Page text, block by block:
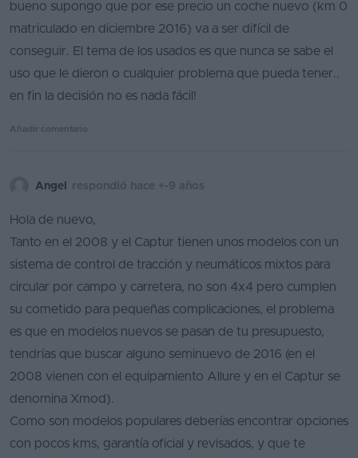
bueno supongo que por ese precio un coche nuevo (km 0
matriculado en diciembre 2016) va a ser difícil de
conseguir. El tema de los usados es que nunca se sabe el
uso que le dieron o cualquier problema que pueda tener..
en fin la decisión no es nada fácil!
Añadir comentario
Angel respondió hace +-9 años
Hola de nuevo,
Tanto en el 2008 y el Captur tienen unos modelos con un
sistema de control de tracción y neumáticos mixtos para
circular por campo y carretera, no son 4x4 pero cumplen
su cometido para pequeñas complicaciones, el problema
es que en modelos nuevos se pasan de tu presupuesto,
tendrías que buscar alguno seminuevo de 2016 (en el
2008 vienen con el equipamiento Allure y en el Captur se
denomina Xmod).
Como son modelos populares deberías encontrar opciones
con pocos kms, garantía oficial y revisados, y que te